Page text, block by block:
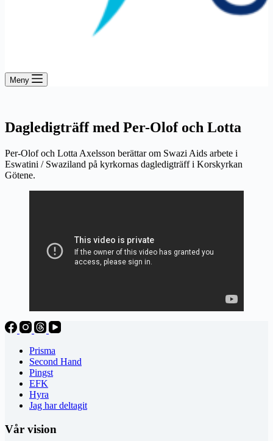
Meny
Dagledigträff med Per-Olof och Lotta
Per-Olof och Lotta Axelsson berättar om Swazi Aids arbete i
Eswatini / Swaziland på kyrkornas dagledigträff i Korskyrkan
Götene.
Prisma
Second Hand
Pingst
EFK
Hyra
Jag har deltagit
Vår vision